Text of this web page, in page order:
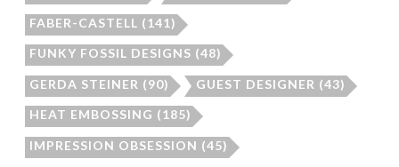
FABER-CASTELL (141)
FUNKY FOSSIL DESIGNS (48)
GERDA STEINER (90) GUEST DESIGNER (43)
HEAT EMBOSSING (185)
IMPRESSION OBSESSION (45)